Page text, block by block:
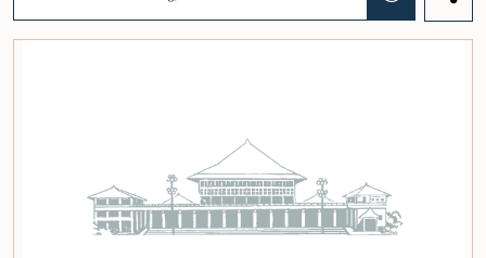
பங்கேற்புடன் திறந்த பாராளுமன்றக் கருத்திட்டத்தை மேலும் முன்னெடுத்துச் செல்லும் நோக்கில் இந்த
செயலமர்வு தொடர் ஏற்பாடு செய்யப்படுகின்றது. இதில் ஒன்றியத்தின் உறுப்பினர்கள் மற்றும் கம்பஹா
மாவட்டத்தை பிரதிநிதித்துவப்படுத்தும் பாராளுமன்ற உறுப்பினர்களும் பங்கேற்கவிருக்கின்றனர்.இந்த
இச்செயலமர்வு தொடருக்கான அபிவிருத்தி பங்காளராக அனுசரணை வழங்கும் CII (Coalition for
Inclusive Impact) நிறுவனத்தின் பிரதிநிதிகளும் கலந்துகொண்டனர்.இந்த செயலமர்வில் பங்கேற்க
விரும்பும் கம்பஹா மாவட்டத்தைச் சேர்ந்த 18 – 35 வயதுக்குட்பட்ட இளைஞர், யுவதிகள் இங்கே
தரப்பட்டுள்ள https://forms.gle/aVp5UzhLbtPSmVap8 இணைப்பின் ஊடாக உரிய விண்ணப்பப்
படிவத்தை பூர்த்தி செய்து பதிவு செய்யுமாறு கேட்டுக்கொள்ளப்படுகின்றனர்.